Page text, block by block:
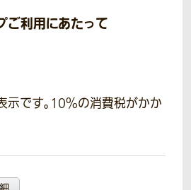
ご利用にあたって
示です。10％の消費税がかか